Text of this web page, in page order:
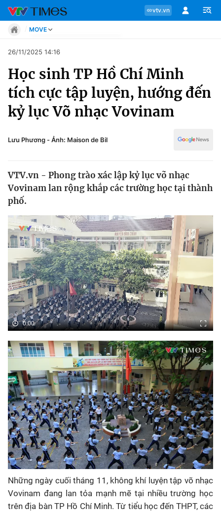
vtv.vn
Chuyên mục
Tin tức
Chân dung
Sự kiện
Bóng đá
Thể thao Điện tử
Các môn khác
VIDEO
Bên lề
MOVE
Move
Phong cách
Sự kiện
Bóng đá
Thể thao điện tử
Các môn khác
Video
26/11/2025 14:16
Học sinh TP Hồ Chí Minh
tích cực tập luyện, hướng đến
kỷ lục Võ nhạc Vovinam
Lưu Phương - Ảnh: Maison de Bil
VTV.vn - Phong trào xác lập kỷ lục võ nhạc
Vovinam lan rộng khắp các trường học tại thành
phố.
0:00
Những ngày cuối tháng 11, không khí luyện tập võ nhạc
Vovinam đang lan tỏa mạnh mẽ tại nhiều trường học
trên địa bàn TP Hồ Chí Minh. Từ tiểu học đến THPT, các